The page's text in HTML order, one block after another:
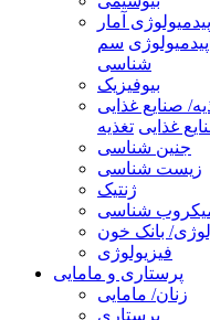
آمار
اپیدمیولوژی سم
شناسی
بیوفیزیک
صنایع غذایی
غذایی تغذیه
جنین شناسی
زیست شناسی
ژنتیک
شناسی
بانک خون
فیزیولوژی
پرستاری و مامایی
زنان/ مامایی
پرستاری